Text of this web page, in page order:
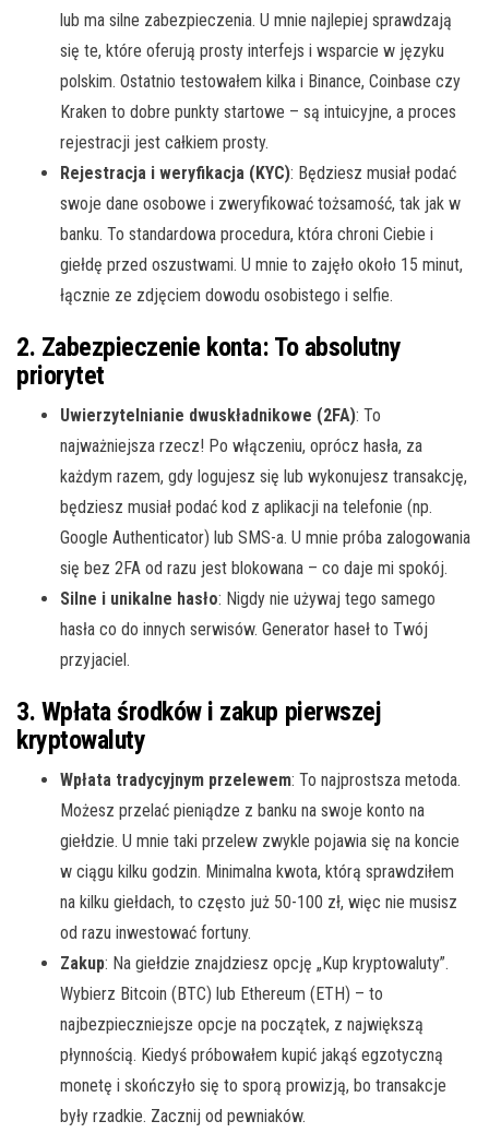
lub ma silne zabezpieczenia. U mnie najlepiej sprawdzają
się te, które oferują prosty interfejs i wsparcie w języku
polskim. Ostatnio testowałem kilka i Binance, Coinbase czy
Kraken to dobre punkty startowe – są intuicyjne, a proces
rejestracji jest całkiem prosty.
Rejestracja i weryfikacja (KYC): Będziesz musiał podać
swoje dane osobowe i zweryfikować tożsamość, tak jak w
banku. To standardowa procedura, która chroni Ciebie i
giełdę przed oszustwami. U mnie to zajęło około 15 minut,
łącznie ze zdjęciem dowodu osobistego i selfie.
2. Zabezpieczenie konta: To absolutny
priorytet
Uwierzytelnianie dwuskładnikowe (2FA): To
najważniejsza rzecz! Po włączeniu, oprócz hasła, za
każdym razem, gdy logujesz się lub wykonujesz transakcję,
będziesz musiał podać kod z aplikacji na telefonie (np.
Google Authenticator) lub SMS-a. U mnie próba zalogowania
się bez 2FA od razu jest blokowana – co daje mi spokój.
Silne i unikalne hasło: Nigdy nie używaj tego samego
hasła co do innych serwisów. Generator haseł to Twój
przyjaciel.
3. Wpłata środków i zakup pierwszej
kryptowaluty
Wpłata tradycyjnym przelewem: To najprostsza metoda.
Możesz przelać pieniądze z banku na swoje konto na
giełdzie. U mnie taki przelew zwykle pojawia się na koncie
w ciągu kilku godzin. Minimalna kwota, którą sprawdziłem
na kilku giełdach, to często już 50-100 zł, więc nie musisz
od razu inwestować fortuny.
Zakup: Na giełdzie znajdziesz opcję „Kup kryptowaluty”.
Wybierz Bitcoin (BTC) lub Ethereum (ETH) – to
najbezpieczniejsze opcje na początek, z największą
płynnością. Kiedyś próbowałem kupić jakąś egzotyczną
monetę i skończyło się to sporą prowizją, bo transakcje
były rzadkie. Zacznij od pewniaków.